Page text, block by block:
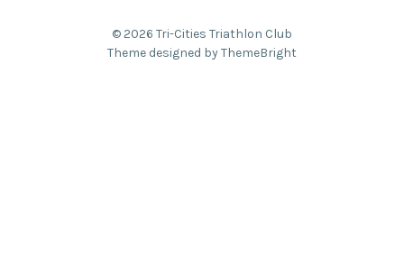
© 2026 Tri-Cities Triathlon Club
Theme designed by ThemeBright